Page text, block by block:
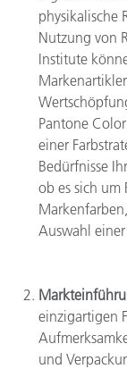
physikalische
Nutzung von
Institute
Pantone
einer
Bedürfnisse
ob es sich
Auswahl
einzigartigen
und